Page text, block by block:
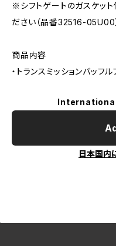
※シフトゲートのガスケッ
ださい（品番32516-05U00
商品内容
・トランスミッションバ
日本国内